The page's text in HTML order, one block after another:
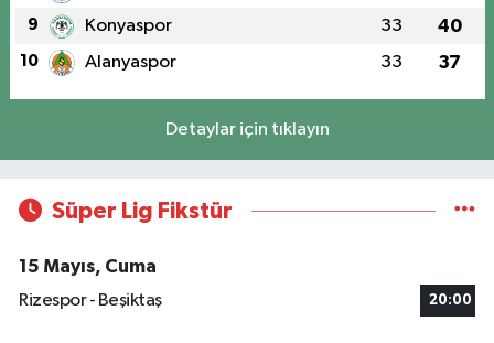
9 Konyaspor 33 40
10 Alanyaspor 33 37
Detaylar için tıklayın
Süper Lig Fikstür
15 Mayıs, Cuma
Rizespor - Beşiktaş
20:00